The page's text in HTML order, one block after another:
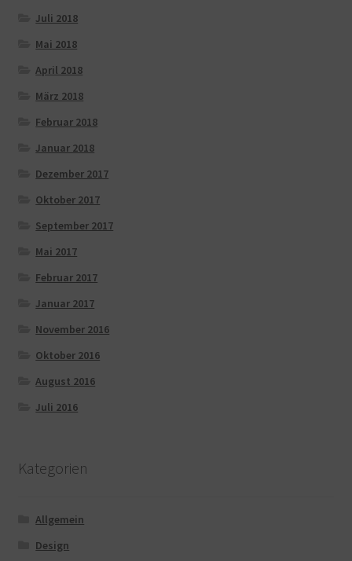
Juli 2018
Mai 2018
April 2018
März 2018
Februar 2018
Januar 2018
Dezember 2017
Oktober 2017
September 2017
Mai 2017
Februar 2017
Januar 2017
November 2016
Oktober 2016
August 2016
Juli 2016
Kategorien
Allgemein
Design